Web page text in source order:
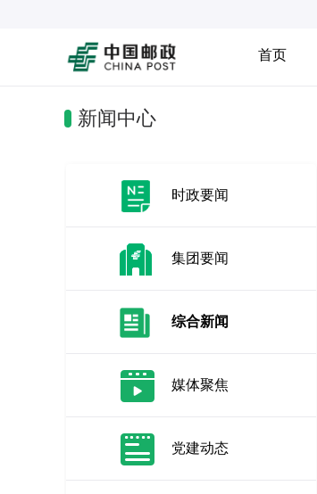
首页
新闻中心
时政要闻
集团要闻
综合新闻
媒体聚焦
党建动态